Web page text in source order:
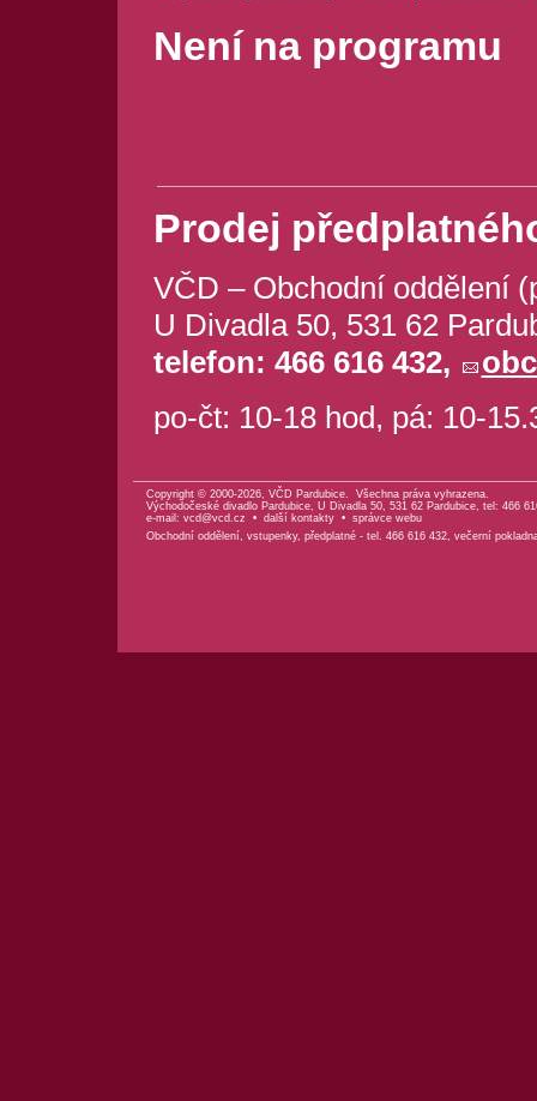
Není na programu
Prodej
VČD – Obchodní oddělení
U Divadla 50, 531 62
telefon: 466 616 432,
po-čt: 10-18 hod, pá: 10-
Copyright © 2000-2026, VČD Pardubice. Všechna práva vyhrazena.
Východočeské divadlo Pardubice, U Divadla 50, 531 62 Pardubice, tel: 466
e-mail: vcd@vcd.cz • další kontakty• správce webu
Obchodní oddělení, vstupenky, předplatné - tel. 466 616 432, večerní